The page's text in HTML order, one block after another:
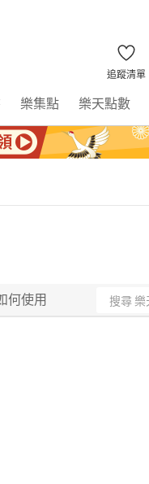
追蹤清單
樂集點 樂天點數
何使用